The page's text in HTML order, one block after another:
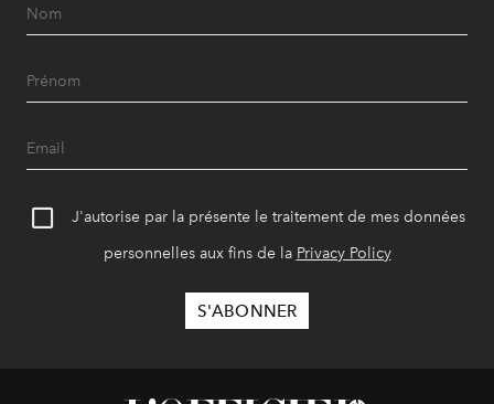
J'autorise par la présente le traitement de mes données
personnelles aux fins de la Privacy Policy